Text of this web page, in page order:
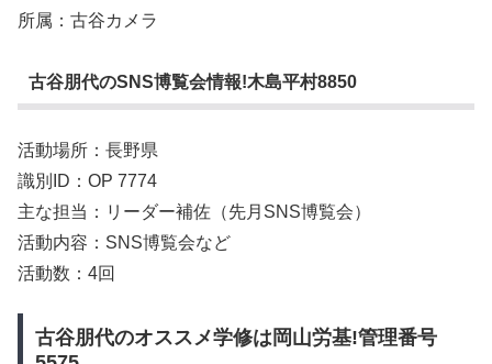
所属：古谷カメラ
古谷朋代のSNS博覧会情報!木島平村8850
活動場所：長野県
識別ID：OP 7774
主な担当：リーダー補佐（先月SNS博覧会）
活動内容：SNS博覧会など
活動数：4回
古谷朋代のオススメ学修は岡山労基!管理番号